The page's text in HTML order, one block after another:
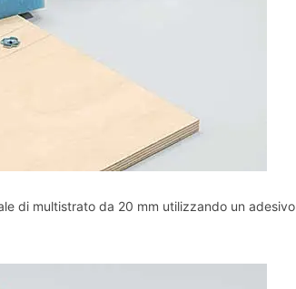
di multistrato da 20 mm utilizzando un adesivo